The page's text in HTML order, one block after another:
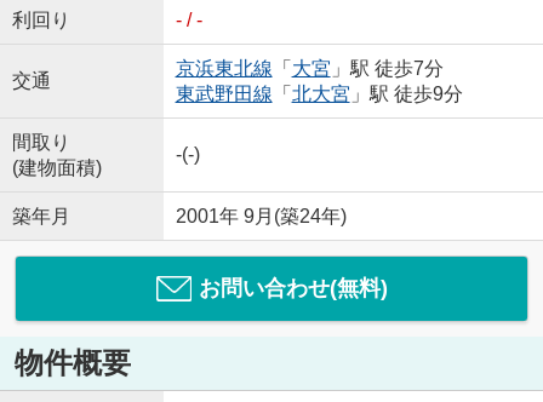
利回り - / -
交通
京浜東北線 「 大宮 」駅 徒歩7分
東武野田線 「 北大宮 」駅 徒歩9分
間取り
(建物面積)
-(-)
築年月 2001年 9月(築24年)
お問い合わせ(無料)
物件概要